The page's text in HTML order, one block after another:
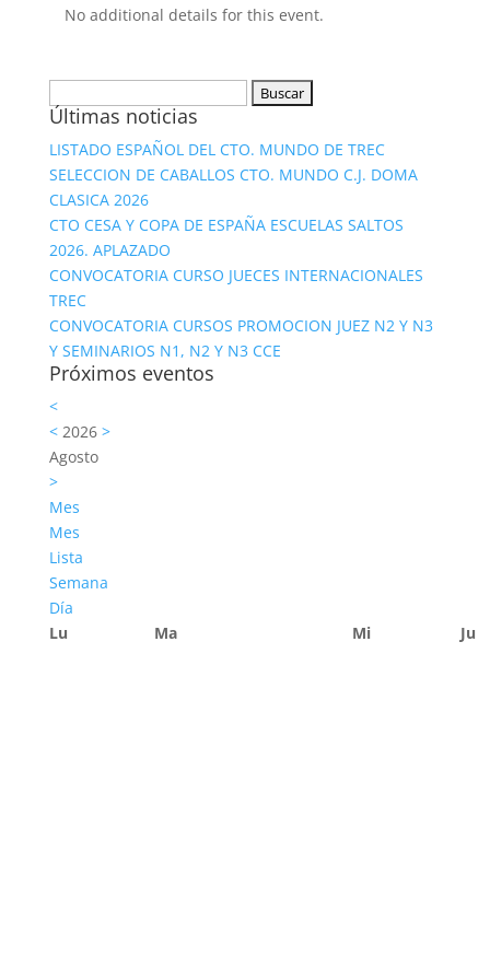
No additional details for this event.
Últimas noticias
LISTADO ESPAÑOL DEL CTO. MUNDO DE TREC
SELECCION DE CABALLOS CTO. MUNDO C.J. DOMA
CLASICA 2026
CTO CESA Y COPA DE ESPAÑA ESCUELAS SALTOS
2026. APLAZADO
CONVOCATORIA CURSO JUECES INTERNACIONALES
TREC
CONVOCATORIA CURSOS PROMOCION JUEZ N2 Y N3
Y SEMINARIOS N1, N2 Y N3 CCE
Próximos eventos
<
<2026 >
Agosto
>
Mes
Mes
Lista
Semana
Día
Lu
Ma Mi Ju